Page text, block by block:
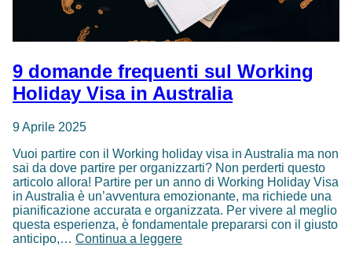
9 domande frequenti sul Working
Holiday Visa in Australia
9 Aprile 2025
Vuoi partire con il Working holiday visa in Australia ma non
sai da dove partire per organizzarti? Non perderti questo
articolo allora! Partire per un anno di Working Holiday Visa
in Australia è un’avventura emozionante, ma richiede una
pianificazione accurata e organizzata. Per vivere al meglio
questa esperienza, è fondamentale prepararsi con il giusto
anticipo,… Continua a leggere9